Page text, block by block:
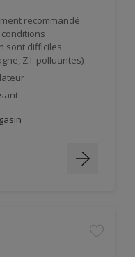
recommandé
sont difficiles
Z.I. polluantes)